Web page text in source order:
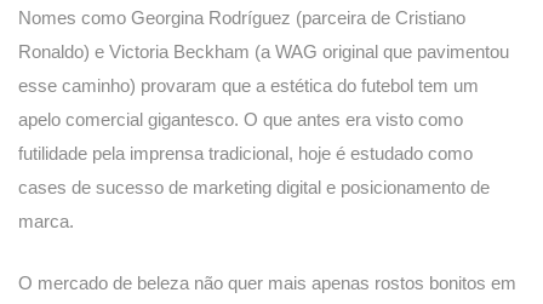
Nomes como Georgina Rodríguez (parceira de Cristiano
Ronaldo) e Victoria Beckham (a WAG original que pavimentou
esse caminho) provaram que a estética do futebol tem um
apelo comercial gigantesco. O que antes era visto como
futilidade pela imprensa tradicional, hoje é estudado como
cases de sucesso de marketing digital e posicionamento de
marca.
O mercado de beleza não quer mais apenas rostos bonitos em